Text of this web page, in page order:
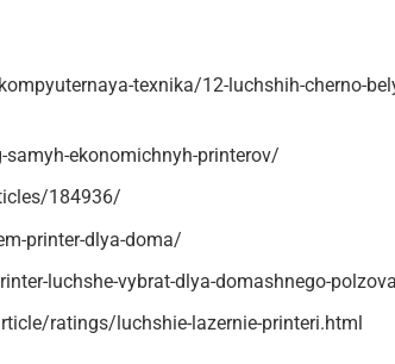
texnika/12-luchshih-cherno-
ekonomichnyh-printerov/
184936/
printer-dlya-doma/
luchshe-vybrat-dlya-domashnego-
ratings/luchshie-lazernie-printeri.html